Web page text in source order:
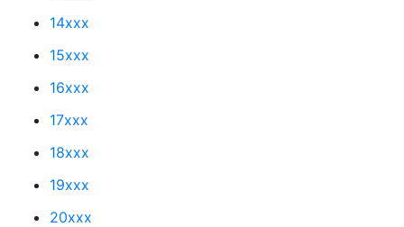
14xxx
15xxx
16xxx
17xxx
18xxx
19xxx
20xxx